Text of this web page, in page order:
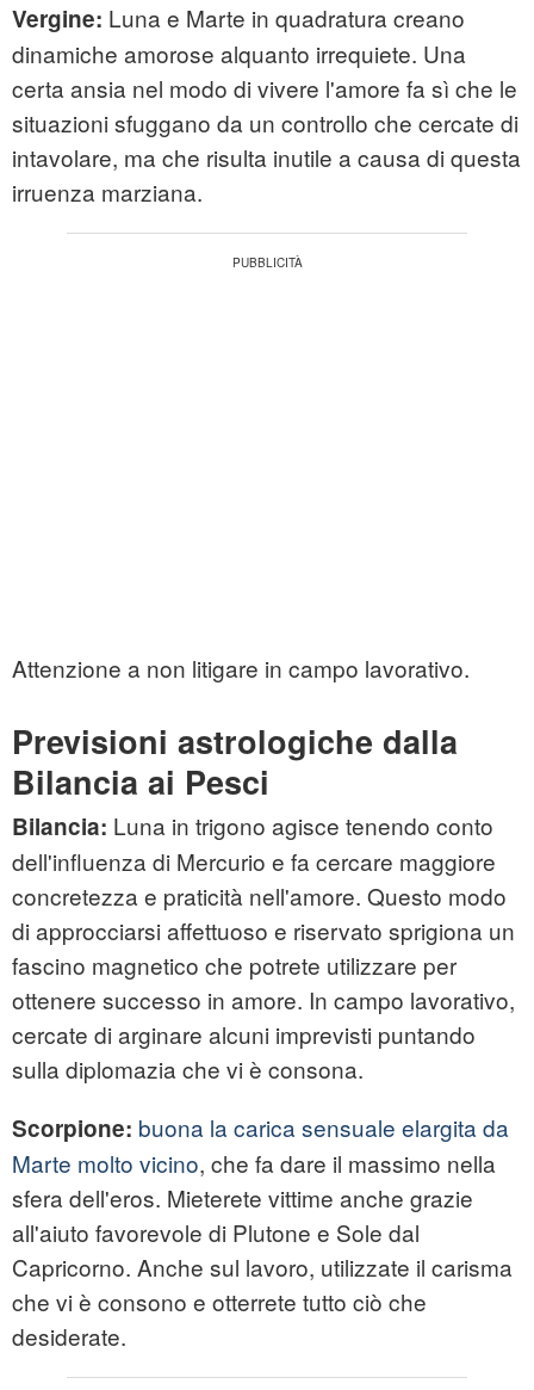
Vergine: Luna e Marte in quadratura creano
dinamiche amorose alquanto irrequiete. Una
certa ansia nel modo di vivere l'amore fa sì che le
situazioni sfuggano da un controllo che cercate di
intavolare, ma che risulta inutile a causa di questa
irruenza marziana.
Attenzione a non litigare in campo lavorativo.
Previsioni astrologiche dalla
Bilancia ai Pesci
Bilancia: Luna in trigono agisce tenendo conto
dell'influenza di Mercurio e fa cercare maggiore
concretezza e praticità nell'amore. Questo modo
di approcciarsi affettuoso e riservato sprigiona un
fascino magnetico che potrete utilizzare per
ottenere successo in amore. In campo lavorativo,
cercate di arginare alcuni imprevisti puntando
sulla diplomazia che vi è consona.
Scorpione: buona la carica sensuale elargita da
Marte molto vicino, che fa dare il massimo nella
sfera dell'eros. Mieterete vittime anche grazie
all'aiuto favorevole di Plutone e Sole dal
Capricorno. Anche sul lavoro, utilizzate il carisma
che vi è consono e otterrete tutto ciò che
desiderate.